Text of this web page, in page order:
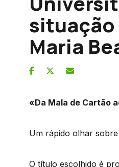
situação
Maria
«Da Mala de Cartão
Um rápido olhar
O título escolhido é